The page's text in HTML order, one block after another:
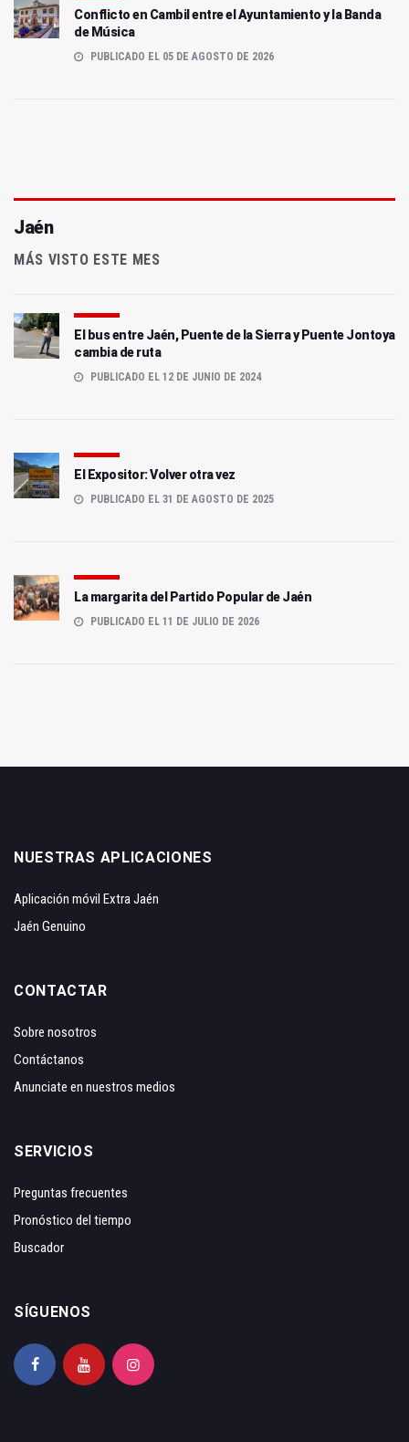
Conflicto en Cambil entre el Ayuntamiento y la Banda
de Música
PUBLICADO EL 05 DE AGOSTO DE 2026
Jaén
MÁS VISTO ESTE MES
El bus entre Jaén, Puente de la Sierra y Puente Jontoya
cambia de ruta
PUBLICADO EL 12 DE JUNIO DE 2024
El Expositor: Volver otra vez
PUBLICADO EL 31 DE AGOSTO DE 2025
La margarita del Partido Popular de Jaén
PUBLICADO EL 11 DE JULIO DE 2026
NUESTRAS APLICACIONES
Aplicación móvil Extra Jaén
Jaén Genuino
CONTACTAR
Sobre nosotros
Contáctanos
Anunciate en nuestros medios
SERVICIOS
Preguntas frecuentes
Pronóstico del tiempo
Buscador
SÍGUENOS